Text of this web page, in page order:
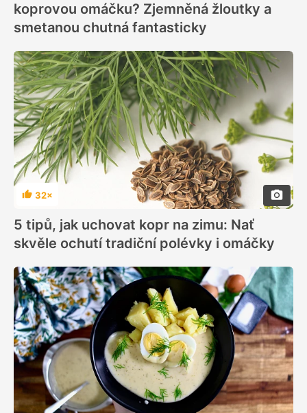
koprovou omáčku? Zjemněná žloutky a
smetanou chutná fantasticky
Hodnocení
32×
5 tipů, jak uchovat kopr na zimu: Nať
skvěle ochutí tradiční polévky i omáčky